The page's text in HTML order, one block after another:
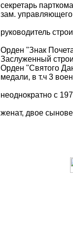
секретарь
зам. управляющего
руководитель
Орден "Знак
Заслуженный
Орден "Святого
медали, в т.ч 3
неоднократно с
женат, двое